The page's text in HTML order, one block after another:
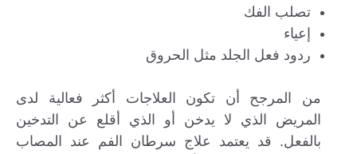
تصلب الفك
إعياء
ردود فعل الجلد مثل الحروق
من المرجح أن تكون العلاجات أكثر فعالية لدى
المريض الذي لا يدخن أو الذي أقلع عن التدخين
بالفعل. قد يعتمد علاج سرطان الفم عند المصاب